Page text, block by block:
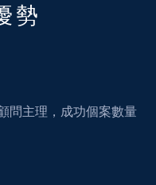
勢
問主理，成功個案數量